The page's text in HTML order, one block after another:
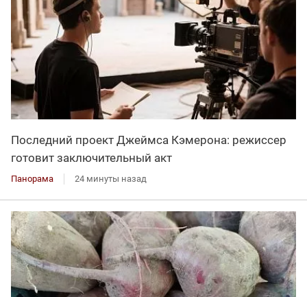
Последний проект Джеймса Кэмерона: режиссер
готовит заключительный акт
Панорама 24 минуты назад